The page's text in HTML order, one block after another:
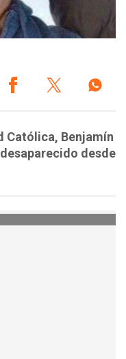
Católica, Benjamín
desde